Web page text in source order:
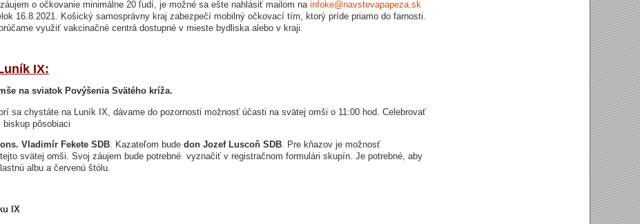
o očkovanie minimálne 20 ľudí, je možné sa ešte nahlásiť mailom na infoke@navstevapapeza.sk
16.8.2021. Košický samosprávny kraj zabezpečí mobilný očkovací tím, ktorý príde priamo do farnosti.
využiť vakcinačné centrá dostupné v mieste bydliska alebo v kraji.
IX:
na sviatok Povýšenia Svätého kríža.
sa chystáte na Luník IX, dávame do pozornosti možnosť účasti na svätej omši o 11:00 hod. Celebrovať
pôsobiaci
Vladimír Fekete SDB . Kazateľom bude don Jozef Luscoň SDB . Pre kňazov je možnosť
svätej omši. Svoj záujem bude potrebné vyznačiť v registračnom formulári skupín. Je potrebné, aby
albu a červenú štólu.
IX